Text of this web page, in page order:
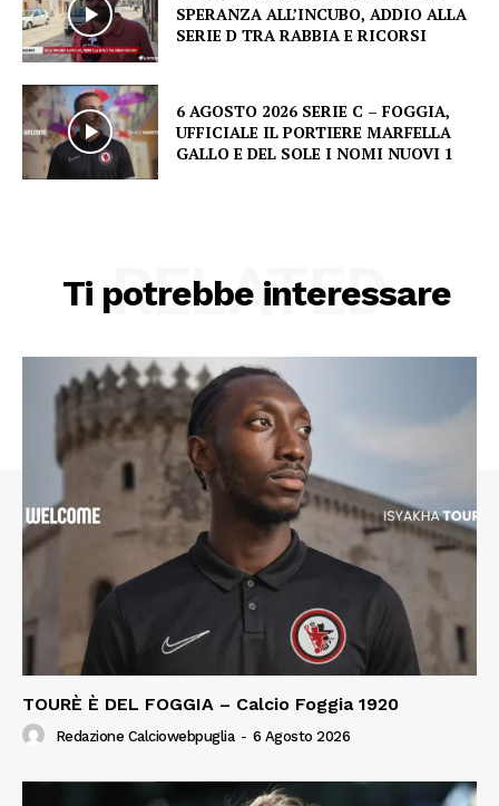
SPERANZA ALL’INCUBO, ADDIO ALLA
SERIE D TRA RABBIA E RICORSI
6 AGOSTO 2026 SERIE C – FOGGIA,
UFFICIALE IL PORTIERE MARFELLA
GALLO E DEL SOLE I NOMI NUOVI 1
Ti potrebbe interessare
RELATED
TOURÈ È DEL FOGGIA – Calcio Foggia 1920
Redazione Calciowebpuglia - 6 Agosto 2026